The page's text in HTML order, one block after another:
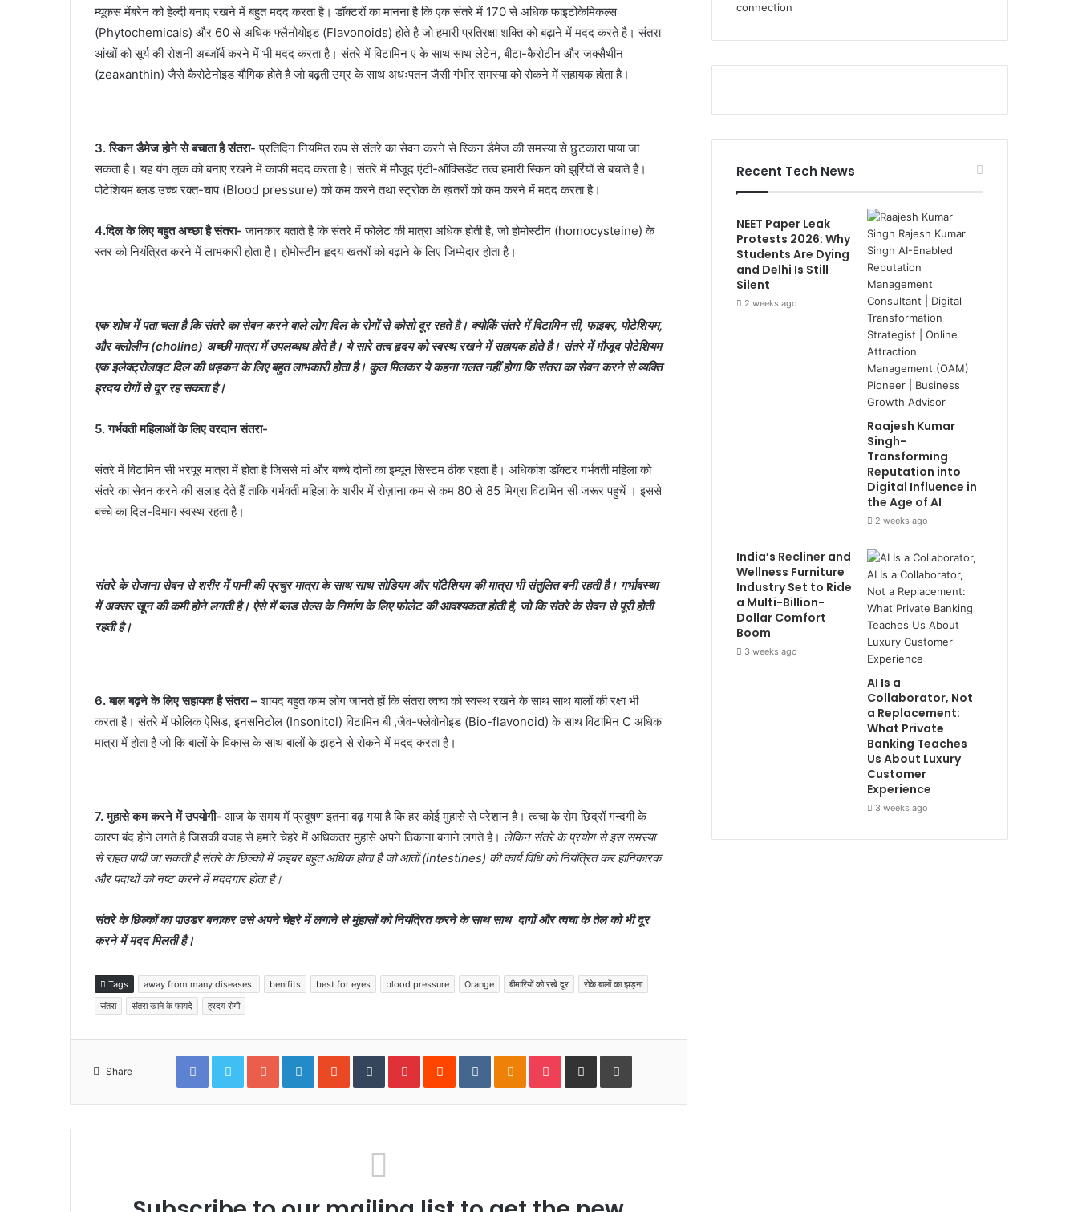
म्यूकस मेंबरेन को हेल्दी बनाए रखने में बहुत मदद करता है। डॉक्टरों का मानना है कि एक संतरे में 170 से अधिक फाइटोकेमिकल्‍स
(Phytochemicals) और 60 से अधिक फ्लैनोयोइड (Flavonoids) होते है जो हमारी प्रतिरक्षा शक्ति को बढ़ाने में मदद करते है। संतरा
आंखों को सूर्य की रोशनी अब्जॉर्ब करने में भी मदद करता है। संतरे में विटामिन ए के साथ साथ लेटेन, बीटा-कैरोटीन और जक्‍सैथीन
(zeaxanthin) जैसे कैरोटेनोइड यौगिक होते है जो बढ़ती उम्र के साथ अधःपतन जैसी गंभीर समस्या को रोकने में सहायक होता है।
3. स्किन डैमेज होने से बचाता है संतरा- प्रतिदिन नियमित रूप से संतरे का सेवन करने से स्किन डैमेज की समस्या से छुटकारा पाया जा
सकता है। यह यंग लुक को बनाए रखने में काफी मदद करता है। संतरे में मौजूद एंटी-ऑक्सिडेंट तत्व हमारी स्किन को झुर्रियों से बचाते हैं।
पोटेशियम ब्‍लड उच्‍च रक्‍त-चाप (Blood pressure) को कम करने तथा स्‍ट्रोक के ख़तरों को कम करने में मदद करता है।
4.दिल के लिए बहुत अच्छा है संतरा-जानकार बताते है कि संतरे में फोलेट की मात्रा अधिक होती है, जो होमोस्‍टीन (homocysteine) के
स्तर को नियंत्रित करने में लाभकारी होता है। होमोस्‍टीन हृदय ख़तरों को बढ़ाने के लिए जिम्मेदार होता है।
एक शोध में पता चला है कि संतरे का सेवन करने वाले लोग दिल के रोगों से कोसो दूर रहते है। क्योकिं संतरे में विटामिन सी, फाइबर, पोटेशियम,
और क्‍लोलीन (choline) अच्‍छी मात्रा में उपलब्ध‍ध होते है। ये सारे तत्‍व हृदय को स्‍वस्‍थ रखने में सहायक होते है। संतरे में मौजूद पोटेशियम
एक इलेक्‍ट्रोलाइट दिल की धड़कन के लिए बहुत लाभकारी होता है। कुल मिलकर ये कहना गलत नहीं होगा कि संतरा का सेवन करने से व्यक्ति
ह्रदय रोगों से दूर रह सकता है।
5. गर्भवती महिलाओं के लिए वरदान संतरा-
संतरे में विटामिन सी भरपूर मात्रा में होता है जिससे मां और बच्‍चे दोनों का इम्‍यून सिस्‍टम ठीक रहता है। अधिकांश डॉक्‍टर गर्भवती महिला को
संतरे का सेवन करने की सलाह देते हैं ताकि गर्भवती महिला के शरीर में रोज़ाना कम से कम 80 से 85 मिग्रा विटामिन सी जरूर पहुचें । इससे
बच्‍चे का दिल-दिमाग स्‍वस्‍थ रहता है।
संतरे के रोजाना सेवन से शरीर में पानी की प्रचुर मात्रा के साथ साथ सोडियम और पॉटेशियम की मात्रा भी संतुलित बनी रहती है। गर्भावस्‍था
में अक्सर खून की कमी होने लगती है। ऐसे में ब्‍लड सेल्‍स के निर्माण के लिए फोलेट की आवश्‍यकता होती है, जो कि संतरे के सेवन से पूरी होती
रहती है।
6. बाल बढ़ने के लिए सहायक है संतरा –शायद बहुत काम लोग जानते हों कि संतरा त्‍वचा को स्‍वस्‍थ रखने के साथ साथ बालों की रक्षा भी
करता है। संतरे में फोलिक ऐसिड, इनसनिटोल (Insonitol) विटामिन बी ,जैव-फ्लेवोनोइड (Bio-flavonoid) के साथ विटामिन C अधिक
मात्रा में होता है जो कि बालों के विकास के साथ बालों के झड़ने से रोकने में मदद करता है।
7. मुहासे कम करने में उपयोगी- आज के समय में प्रदूषण इतना बढ़ गया है कि हर कोई मुहासे से परेशान है। त्‍वचा के रोम छिद्रों गन्दगी के
कारण बंद होने लगते है जिसकी वजह से हमारे चेहरे में अधिकतर मुहासे अपने ठिकाना बनाने लगते है। लेकिन संतरे के प्रयोग से इस समस्या
से राहत पायी जा सकती है संतरे के छिल्‍कों में फइबर बहुत अधिक होता है जो आंतों (intestines) की कार्य विधि को नियंत्रित कर हानिकारक
और पदाथों को नष्‍ट करने में मददगार होता है।
संतरे के छिल्‍कों का पाउडर बनाकर उसे अपने चेहरे में लगाने से मुंहासों को नियंत्रित करने के साथ साथ दागों और त्‍वचा के तेल को भी दूर
करने में मदद मिलती है।
Tags away from many diseases. benifits best for eyes blood pressure Orange बीमारियों को रखे दूर
रोके बालों का झड़ना
संतरा
संतरा खाने के फायदे ह्रदय रोगी
Share
FacebookTwitterGoogle+LinkedInStumbleUpon
TumblrPinterestReddit VKontakteOdnoklassniki
PocketShare via Email Print
Recent Tech News
NEET Paper Leak
Protests 2026: Why
Students Are Dying
and Delhi Is Still
Silent
2 weeks ago
Raajesh Kumar
Singh-
Transforming
Reputation into
Digital Influence in
the Age of AI
2 weeks ago
India’s Recliner and
Wellness Furniture
Industry Set to Ride
a Multi-Billion-
Dollar Comfort
Boom
3 weeks ago
AI Is a
Collaborator, Not
a Replacement:
What Private
Banking Teaches
Us About Luxury
Customer
Experience
3 weeks ago